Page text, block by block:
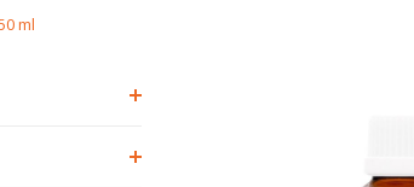
ml